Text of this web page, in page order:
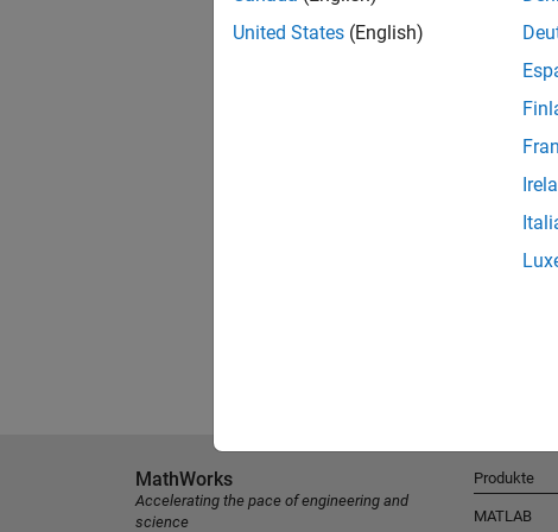
United States (English)
MathWorks
Accelerating the pace of engineering and
science
Produkte
MATLAB